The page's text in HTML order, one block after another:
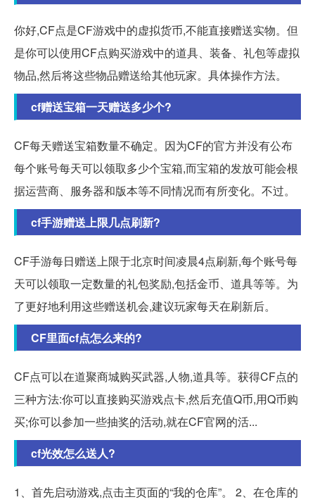
你好,CF点是CF游戏中的虚拟货币,不能直接赠送实物。但
是你可以使用CF点购买游戏中的道具、装备、礼包等虚拟
物品,然后将这些物品赠送给其他玩家。具体操作方法。
cf赠送宝箱一天赠送多少个?
CF每天赠送宝箱数量不确定。因为CF的官方并没有公布
每个账号每天可以领取多少个宝箱,而宝箱的发放可能会根
据运营商、服务器和版本等不同情况而有所变化。不过。
cf手游赠送上限几点刷新?
CF手游每日赠送上限于北京时间凌晨4点刷新,每个账号每
天可以领取一定数量的礼包奖励,包括金币、道具等等。为
了更好地利用这些赠送机会,建议玩家每天在刷新后。
CF里面cf点怎么来的?
CF点可以在道聚商城购买武器,人物,道具等。获得CF点的
三种方法:你可以直接购买游戏点卡,然后充值Q币,用Q币购
买;你可以参加一些抽奖的活动,就在CF官网的活...
cf光效怎么送人?
1、首先启动游戏,点击主页面的“我的仓库”。 2、在仓库的